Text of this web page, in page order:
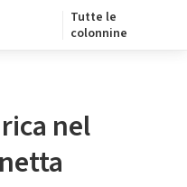
Tutte le
colonnine
nel